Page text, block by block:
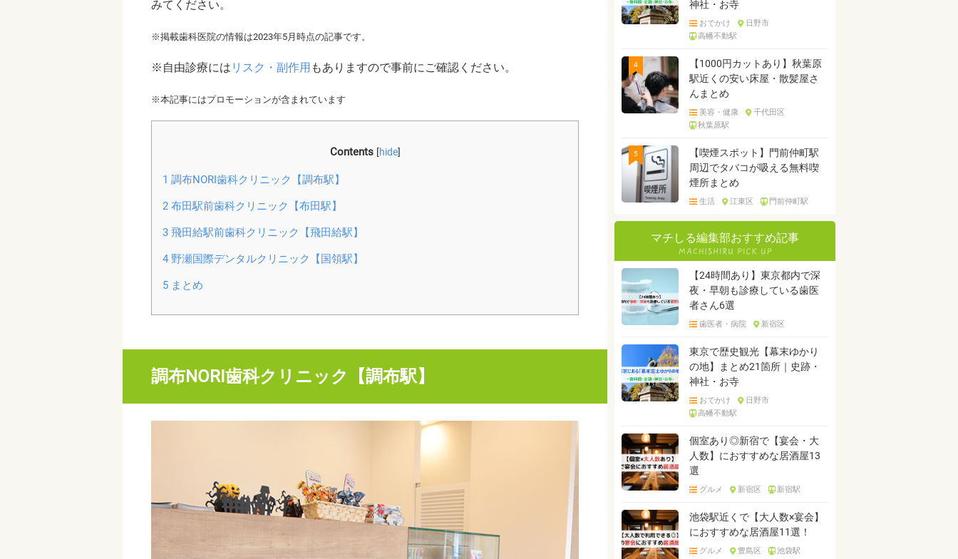
みてください。
※掲載歯科医院の情報は2023年5月時点の記事です。
※自由診療には リスク・副作用 もありますので事前にご確認ください。
※本記事にはプロモーションが含まれています
Contents [hide]
1 調布NORI歯科クリニック【調布駅】
2布田駅前歯科クリニック【布田駅】
3飛田給駅前歯科クリニック【飛田給駅】
4野瀬国際デンタルクリニック【国領駅】
5まとめ
調布NORI歯科クリニック【調布駅】
神社・お寺
おでかけ
日野市
高幡不動駅
4
【1000円カットあり】秋葉原
駅近くの安い床屋・散髪屋さ
んまとめ
美容・健康
千代田区
秋葉原駅
5
【喫煙スポット】門前仲町駅
周辺でタバコが吸える無料喫
煙所まとめ
生活 江東区 門前仲町駅
マチしる編集部おすすめ記事
【24時間あり】東京都内で深
夜・早朝も診療している歯医
者さん6選
歯医者・病院 新宿区
東京で歴史観光【幕末ゆかり
の地】まとめ21箇所｜史跡・
神社・お寺
おでかけ
日野市
高幡不動駅
個室あり◎新宿で【宴会・大
人数】におすすめな居酒屋13
選
グルメ 新宿区 新宿駅
池袋駅近くで【大人数×宴会】
におすすめな居酒屋11選！
グルメ 豊島区 池袋駅